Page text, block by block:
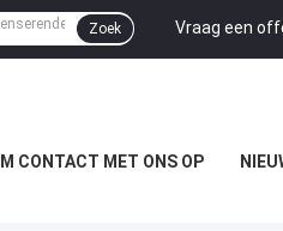
Vraag een
Zoek
CONTACT MET ONS OP